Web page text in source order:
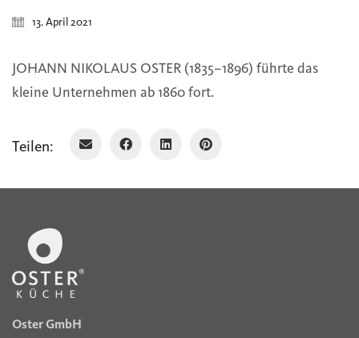
13. April 2021
JOHANN NIKOLAUS OSTER (1835–1896) führte das
kleine Unternehmen ab 1860 fort.
Teilen:
Oster GmbH